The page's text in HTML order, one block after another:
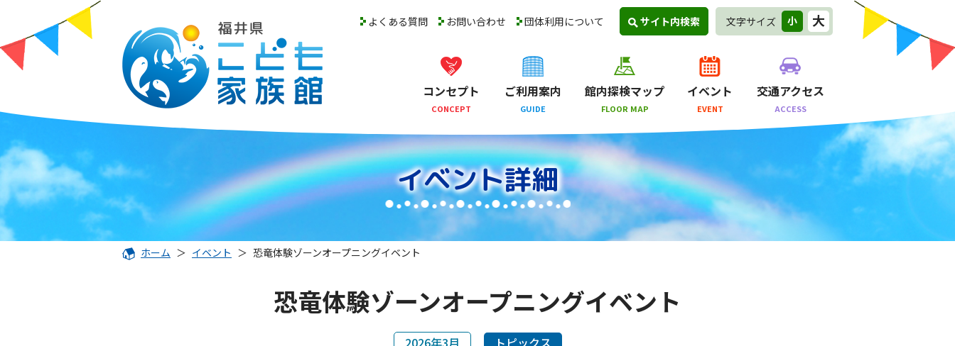
よくある質問 お問い合わせ 団体利用について サイト内検索 文字サイズ 小 大
コンセプト
CONCEPT
ご利用案内
GUIDE
館内探検マップ
FLOOR MAP
イベント
EVENT
交通アクセス
ACCESS
イベント詳細
ホーム ＞ イベント ＞ 恐竜体験ゾーンオープニングイベント
恐竜体験ゾーンオープニングイベント
2026年3月 トピックス